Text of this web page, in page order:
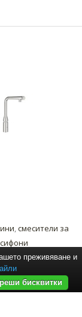
,смесители за
сифони
преживяване и
бисквитки